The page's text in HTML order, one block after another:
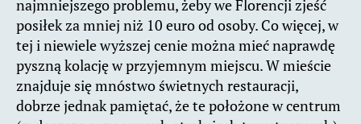
najmniejszego problemu, żeby we Florencji zjeść
posiłek za mniej niż 10 euro od osoby. Co więcej, w
tej i niewiele wyższej cenie można mieć naprawdę
pyszną kolację w przyjemnym miejscu. W mieście
znajduje się mnóstwo świetnych restauracji,
dobrze jednak pamiętać, że te położone w centrum